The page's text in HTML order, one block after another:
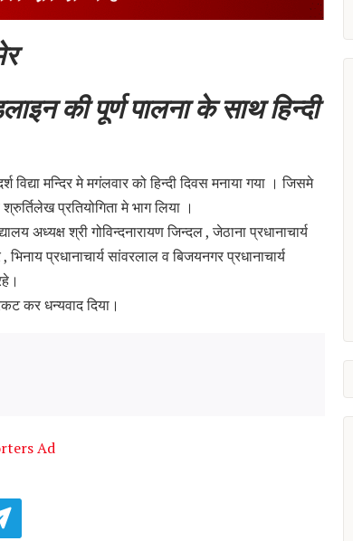
की पूर्ण पालना के साथ हिन्दी
मन्दिर मे मगंलवार को हिन्दी दिवस मनाया गया । जिसमे
प्रतियोगिता मे भाग लिया ।
अध्यक्ष श्री गोविन्दनारायण जिन्दल , जेठाना प्रधानाचार्य
प्रधानाचार्य सांवरलाल व बिजयनगर प्रधानाचार्य
कर धन्यवाद दिया।